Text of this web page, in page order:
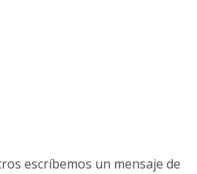
escríbemos un mensaje de